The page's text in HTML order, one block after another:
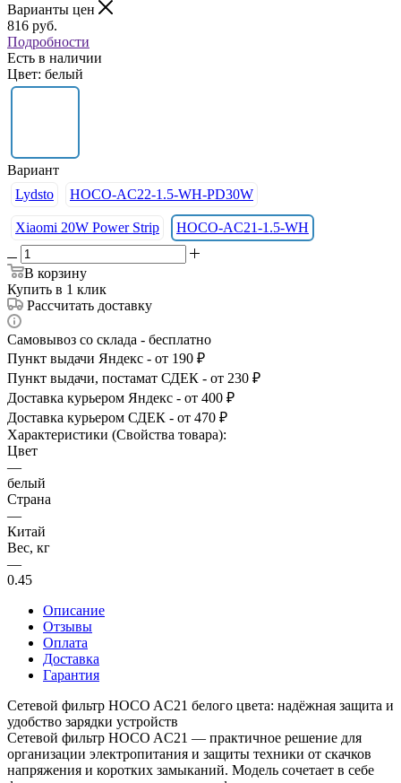
Варианты цен
816 руб.
Подробности
Есть в наличии
Цвет: белый
Вариант
Lydsto
HOCO-AC22-1.5-WH-PD30W
Xiaomi 20W Power Strip HOCO-AC21-1.5-WH
В корзину
Купить в 1 клик
Рассчитать доставку
Самовывоз со склада - бесплатно
Пункт выдачи Яндекс - от 190 ₽
Пункт выдачи, постамат СДЕК - от 230 ₽
Доставка курьером Яндекс - от 400 ₽
Доставка курьером СДЕК - от 470 ₽
Характеристики (Свойства товара):
Цвет
—
белый
Страна
—
Китай
Вес, кг
—
0.45
Описание
Отзывы
Оплата
Доставка
Гарантия
Сетевой фильтр HOCO AC21 белого цвета: надёжная защита и
удобство зарядки устройств
Сетевой фильтр HOCO AC21 — практичное решение для
организации электропитания и защиты техники от скачков
напряжения и коротких замыканий. Модель сочетает в себе